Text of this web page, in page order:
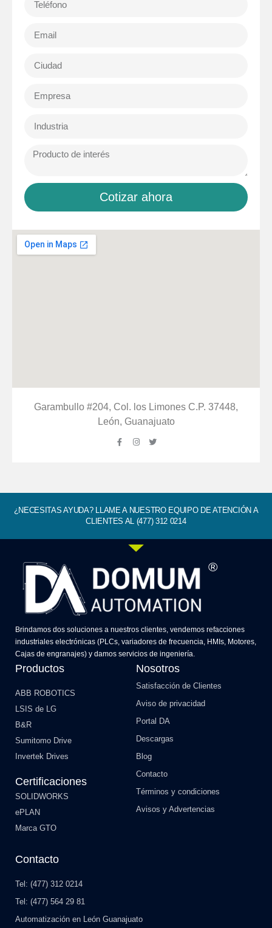
Cotizar ahora
Garambullo #204, Col. los Limones C.P. 37448,
León, Guanajuato
¿NECESITAS AYUDA? LLAME A NUESTRO EQUIPO DE ATENCIÓN A
CLIENTES AL (477) 312 0214
®
Brindamos dos soluciones a nuestros clientes, vendemos refacciones
industriales electrónicas (PLCs, variadores de frecuencia, HMIs, Motores,
Cajas de engranajes) y damos servicios de ingeniería.
Productos
ABB ROBOTICS
LSIS de LG
B&R
Sumitomo Drive
Invertek Drives
Certificaciones
SOLIDWORKS
ePLAN
Marca GTO
Nosotros
Satisfacción de Clientes
Aviso de privacidad
Portal DA
Descargas
Blog
Contacto
Términos y condiciones
Avisos y Advertencias
Contacto
Tel: (477) 312 0214
Tel: (477) 564 29 81
Automatización en León Guanajuato